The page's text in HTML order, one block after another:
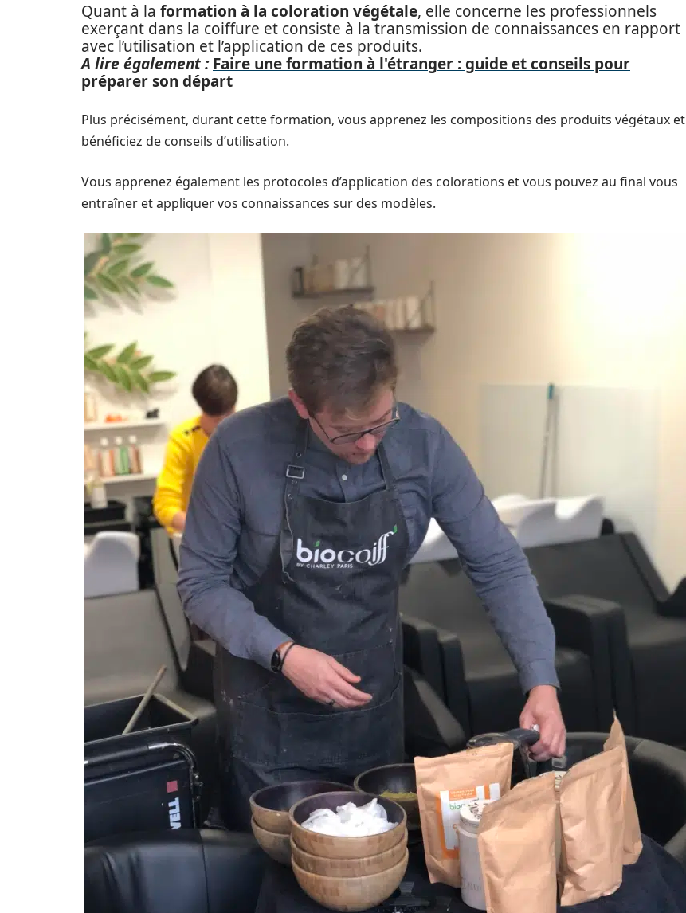
Quant à la formation à la coloration végétale, elle concerne les professionnels
exerçant dans la coiffure et consiste à la transmission de connaissances en rapport
avec l’utilisation et l’application de ces produits.
A lire également : Faire une formation à l'étranger : guide et conseils pour
préparer son départ
Plus précisément, durant cette formation, vous apprenez les compositions des produits végétaux et
bénéficiez de conseils d’utilisation.
Vous apprenez également les protocoles d’application des colorations et vous pouvez au final vous
entraîner et appliquer vos connaissances sur des modèles.